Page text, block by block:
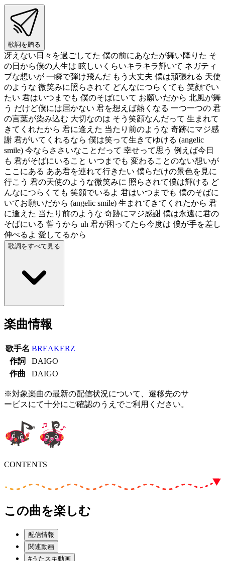
歌詞を贈る
冴えない日々を過ごしてた 僕の前にあなたが舞い降りた そ
の日から僕の人生は 眩しいくらいキラキラ輝いて ネガティ
ブな想いが 一瞬で弾け飛んだ もう大丈夫 僕は頑張れる 天使
のような 微笑みに照らされて どんなにつらくても 笑顔でい
たい 君はいつまでも 僕のそばにいて お願いだから 北風が舞
う だけど僕には届かない 君を想えば熱くなる 一つ一つの 君
の言葉が染み込む 大切なのは そう笑顔なんだって 生まれて
きてくれたから 君に逢えた 当たり前のような 奇跡にマジ感
謝 君がいてくれるなら 僕は笑って生きてゆける (angelic
smile) 今ならささいなことだって 幸せって思う 例えば今日
も 君がそばにいること いつまでも 変わることのない想いが
ここにある ああ君を連れて行きたい 僕らだけの景色を見に
行こう 君の天使のような微笑みに 照らされて僕は輝ける ど
んなにつらくても 笑顔でいるよ 君はいつまでも 僕のそばに
いてお願いだから (angelic smile) 生まれてきてくれたから 君
に逢えた 当たり前のような 奇跡にマジ感謝 僕は永遠に君の
そばにいる 誓うから uh 君が困ってたら今度は 僕が手を差し
伸べるよ 愛してるから
歌詞をすべて見る
楽曲情報
歌手名 BREAKERZ
作詞
DAIGO
作曲
DAIGO
※対象楽曲の最新の配信状況について、遷移先のサ
ービスにて十分にご確認のうえでご利用ください。
CONTENTS
この曲を楽しむ
配信情報
関連動画
#うたスキ動画